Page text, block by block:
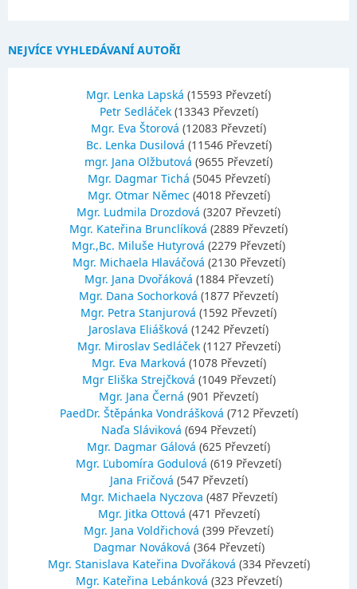
NEJVÍCE VYHLEDÁVANÍ AUTOŘI
Mgr. Lenka Lapská (15593 Převzetí)
Petr Sedláček (13343 Převzetí)
Mgr. Eva Štorová (12083 Převzetí)
Bc. Lenka Dusilová (11546 Převzetí)
mgr. Jana Olžbutová (9655 Převzetí)
Mgr. Dagmar Tichá (5045 Převzetí)
Mgr. Otmar Němec (4018 Převzetí)
Mgr. Ludmila Drozdová (3207 Převzetí)
Mgr. Kateřina Brunclíková (2889 Převzetí)
Mgr.,Bc. Miluše Hutyrová (2279 Převzetí)
Mgr. Michaela Hlaváčová (2130 Převzetí)
Mgr. Jana Dvořáková (1884 Převzetí)
Mgr. Dana Sochorková (1877 Převzetí)
Mgr. Petra Stanjurová (1592 Převzetí)
Jaroslava Eliášková (1242 Převzetí)
Mgr. Miroslav Sedláček (1127 Převzetí)
Mgr. Eva Marková (1078 Převzetí)
Mgr Eliška Strejčková (1049 Převzetí)
Mgr. Jana Černá (901 Převzetí)
PaedDr. Štěpánka Vondrášková (712 Převzetí)
Naďa Sláviková (694 Převzetí)
Mgr. Dagmar Gálová (625 Převzetí)
Mgr. Ľubomíra Godulová (619 Převzetí)
Jana Fričová (547 Převzetí)
Mgr. Michaela Nyczova (487 Převzetí)
Mgr. Jitka Ottová (471 Převzetí)
Mgr. Jana Voldřichová (399 Převzetí)
Dagmar Nováková (364 Převzetí)
Mgr. Stanislava Kateřina Dvořáková (334 Převzetí)
Mgr. Kateřina Lebánková (323 Převzetí)